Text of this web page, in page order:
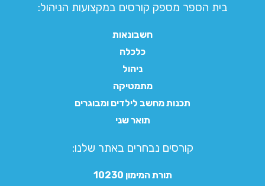
בית הספר מספק קורסים במקצועות הניהול:
חשבונאות
כלכלה
ניהול
מתמטיקה
תכנות מחשב לילדים ומבוגרים
תואר שני
קורסים נבחרים באתר שלנו:​
תורת המימון 10230